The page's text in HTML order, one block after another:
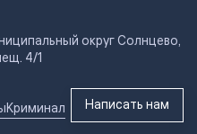
округ Солнцево,
4/1
Криминал Написать нам